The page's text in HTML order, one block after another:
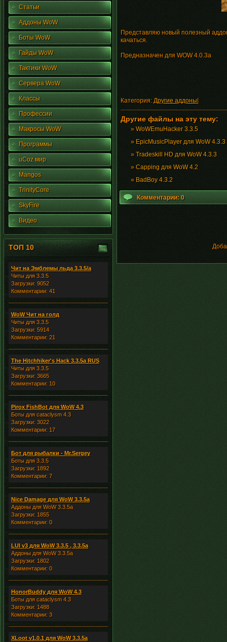
Статьи
Аддоны WoW
Боты WoW
Гайды WoW
Тактики WoW
Сервера WoW
Классы
Профессии
Макросы WoW
Программы
uCoz мир
Mangos
TrinityCore
SkyFire
Видео
ТОП 10
Чит на Эмблемы льда 3.3.5/а
Читы для 3.3.5
Загрузки: 9052
Комментарии: 41
WoW Чит на голд
Читы для 3.3.5
Загрузки: 5914
Комментарии: 21
The Hitchhiker's Hack 3.3.5a RUS
Читы для 3.3.5
Загрузки: 3665
Комментарии: 10
Pirox FishBot для WoW 4.3
Боты для cataclysm 4.3
Загрузки: 3022
Комментарии: 17
Бот для рыбалки - Mr.Sergey
Боты для 3.3.5
Загрузки: 1892
Комментарии: 7
Nice Damage для WoW 3.3.5a
Аддоны для WoW 3.3.5a
Загрузки: 1855
Комментарии: 0
LUI v3 для WoW 3.3.5 , 3.3.5a
Аддоны для WoW 3.3.5a
Загрузки: 1802
Комментарии: 0
HonorBuddy для WoW 4.3
Боты для cataclysm 4.3
Загрузки: 1488
Комментарии: 3
XLoot v1.0.1 для WoW 3.3.5a
Представляю новый полезный
качаться.
Предназначен для WOW 4.0.3a
Категория: Другие аддоны
Другие файлы на эту тему:
» WoWEmuHacker 3.3.5
» EpicMusicPlayer для WoW 4.3.3
» Tradeskill HD для WoW 4.3.3
» Capping для WoW 4.2
» BadBoy 4.3.2
Комментарии: 0